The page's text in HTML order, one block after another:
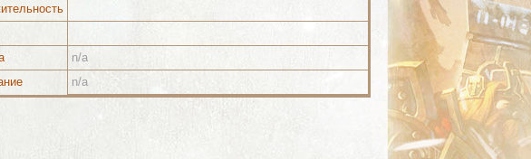
n/a
n/a